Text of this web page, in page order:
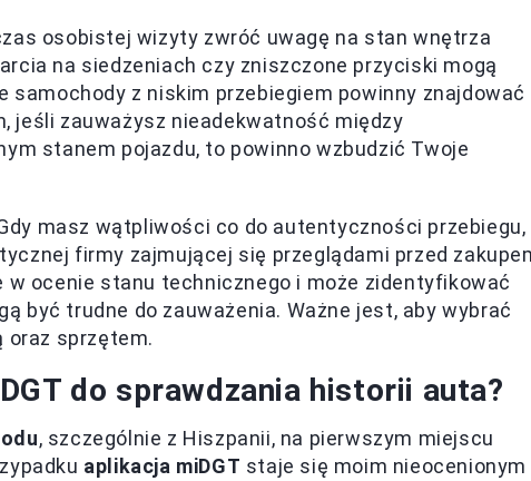
osobistej wizyty zwróć uwagę na stan wnętrza
na siedzeniach czy zniszczone przyciski mogą
samochody z niskim przebiegiem powinny znajdować
jeśli zauważysz nieadekwatność między
stanem pojazdu, to powinno wzbudzić Twoje
masz wątpliwości co do autentyczności przebiegu,
firmy zajmującej się przeglądami przed
w ocenie stanu technicznego i może zidentyfikować
być trudne do zauważenia. Ważne jest, aby wybrać
oraz sprzętem.
do sprawdzania historii auta?
, szczególnie z Hiszpanii, na pierwszym miejscu
aplikacja miDGT staje się moim nieocenionym